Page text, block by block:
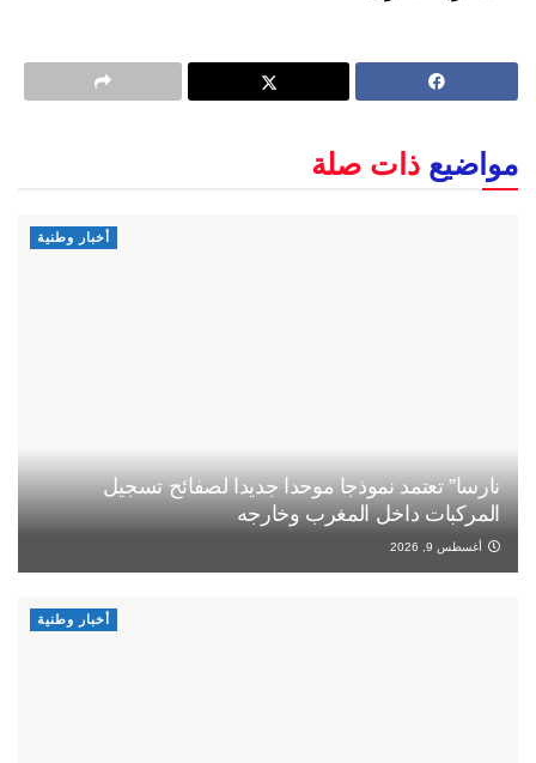
مواضيع ذات صلة
أخبار وطنية
نارسا” تعتمد نموذجا موحدا جديدا لصفائح تسجيل
المركبات داخل المغرب وخارجه
أغسطس 9, 2026
أخبار وطنية